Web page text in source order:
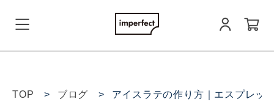
ログイン
TOP ブログ アイスラテの作り方｜エスプレッ